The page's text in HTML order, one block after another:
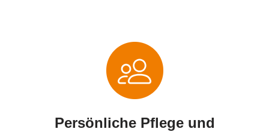
Persönliche Pflege und